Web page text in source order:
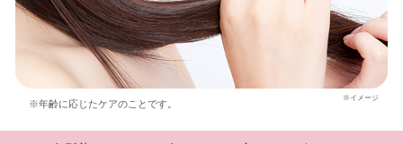
※年齢に応じたケアのことです。 ※イメージ